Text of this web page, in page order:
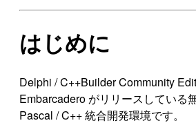
はじめに
Delphi / C++Builder Community
Embarcadero がリリースしている
Pascal / C++ 統合開発環境です。